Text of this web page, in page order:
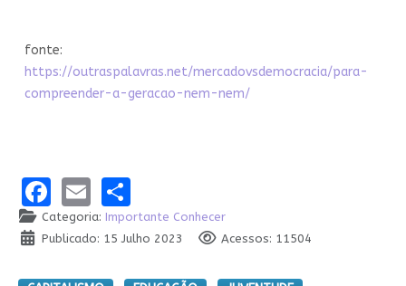
fonte:
https://outraspalavras.net/mercadovsdemocracia/para-
compreender-a-geracao-nem-nem/
Facebook
EmailShare
Categoria: Importante Conhecer
Publicado: 15 Julho 2023
Acessos: 11504